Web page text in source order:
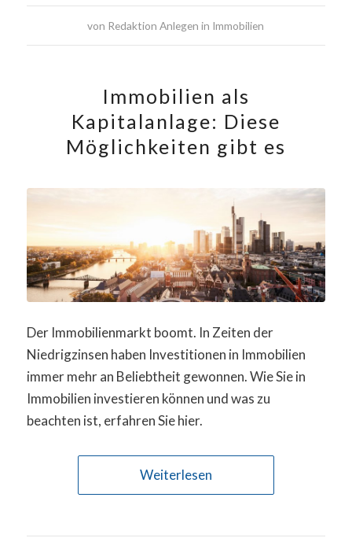
von Redaktion Anlegen in Immobilien
Immobilien als
Kapitalanlage: Diese
Möglichkeiten gibt es
Der Immobilienmarkt boomt. In Zeiten der
Niedrigzinsen haben Investitionen in Immobilien
immer mehr an Beliebtheit gewonnen. Wie Sie in
Immobilien investieren können und was zu
beachten ist, erfahren Sie hier.
Weiterlesen